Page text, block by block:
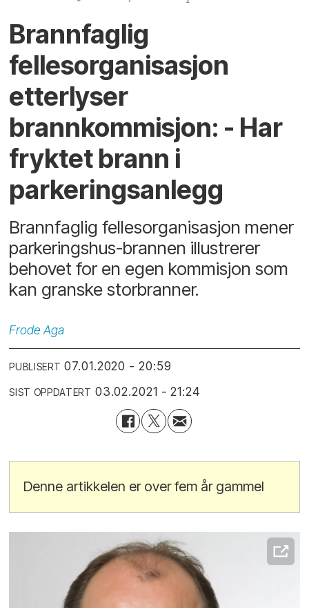
Brannfaglig
fellesorganisasjon
etterlyser
brannkommisjon: - Har
fryktet brann i
parkeringsanlegg
Brannfaglig fellesorganisasjon mener
parkeringshus-brannen illustrerer
behovet for en egen kommisjon som
kan granske storbranner.
Frode Aga
PUBLISERT 07.01.2020 - 20:59
SIST OPPDATERT 03.02.2021 - 21:24
Denne artikkelen er over fem år gammel